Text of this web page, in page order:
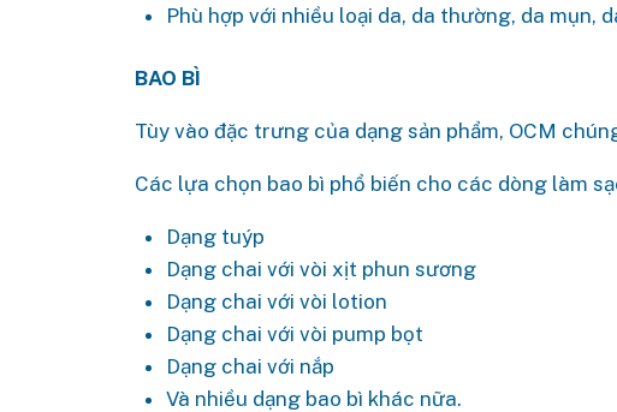
Phù hợp với nhiều loại da, da thường, da mụn,
BAO BÌ
Tùy vào đặc trưng của dạng sản phẩm, OCM
Các lựa chọn bao bì phổ biến cho các dòng làm
Dạng tuýp
Dạng chai với vòi xịt phun sương
Dạng chai với vòi lotion
Dạng chai với vòi pump bọt
Dạng chai với nắp
Và nhiều dạng bao bì khác nữa.